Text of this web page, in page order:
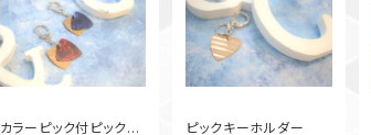
カラーピック付ピックキ
ピックキーホルダー